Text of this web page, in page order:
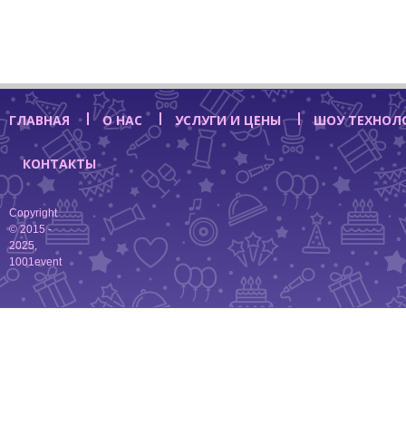
ГЛАВНАЯ О НАС УСЛУГИ И ЦЕНЫ ШОУ
КОНТАКТЫ
Copyright
© 2015 -
2025,
1001event